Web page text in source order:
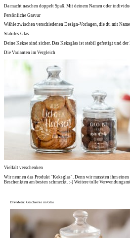
Da macht naschen doppelt Spaß. Mit deinem Namen oder
Persönliche Gravur
Wähle zwischen verschiedenen Design-Vorlagen, die du mit
Stabiles Glas
Deine Kekse sind sicher. Das Keksglas ist stabil gefertigt und
Die Varianten im Vergleich
Vielfalt verschenken
Wir nennen das Produkt "Keksglas". Denn wir mussten ihm
Beschenkten am besten schmeckt. :-) Weitere tolle
DIY-Ideen: Geschenke im Glas